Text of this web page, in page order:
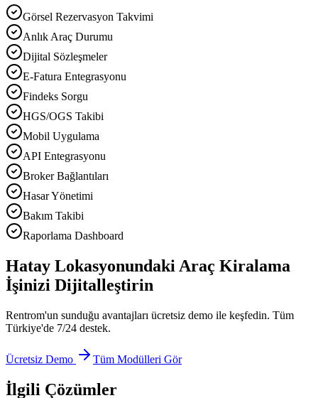
Görsel Rezervasyon Takvimi
Anlık Araç Durumu
Dijital Sözleşmeler
E-Fatura Entegrasyonu
Findeks Sorgu
HGS/OGS Takibi
Mobil Uygulama
API Entegrasyonu
Broker Bağlantıları
Hasar Yönetimi
Bakım Takibi
Raporlama Dashboard
Hatay Lokasyonundaki Araç Kiralama
İşinizi Dijitalleştirin
Rentrom'un sunduğu avantajları ücretsiz demo ile keşfedin. Tüm
Türkiye'de 7/24 destek.
Ücretsiz Demo Tüm Modülleri Gör
İlgili Çözümler